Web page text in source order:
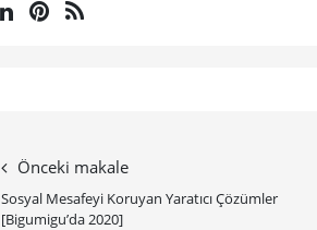
Önceki makale
Sosyal Mesafeyi Koruyan Yaratıcı Çözümler
[Bigumigu’da 2020]